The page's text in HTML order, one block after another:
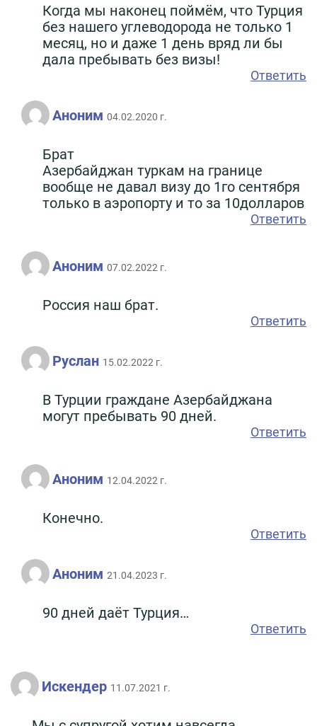
Когда мы наконец поймём, что Турция
без нашего углеводорода не только 1
месяц, но и даже 1 день вряд ли бы
дала пребывать без визы!
Ответить
Аноним 04.02.2020 г.
Брат
Азербайджан туркам на границе
вообще не давал визу до 1го сентября
только в аэропорту и то за 10долларов
Ответить
Аноним 07.02.2022 г.
Россия наш брат.
Ответить
Руслан 15.02.2022 г.
В Турции граждане Азербайджана
могут пребывать 90 дней.
Ответить
Аноним 12.04.2022 г.
Конечно.
Ответить
Аноним 21.04.2023 г.
90 дней даёт Турция…
Ответить
Искендер 11.07.2021 г.